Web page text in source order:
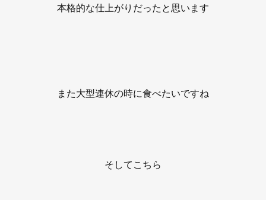
本格的な仕上がりだったと思います
また大型連休の時に食べたいですね
そしてこちら